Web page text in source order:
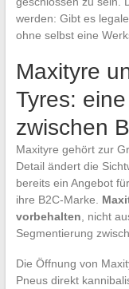
werden: Gibt es
ohne selbst eine
Maxityre
Tyres:
zwischen
Maxityre gehört zur
Detail ändert die
bereits ein Angebot
ihre B2C-Marke.
vorbehalten , nicht
Segmentierung
Die Öffnung von
Pneus direkt